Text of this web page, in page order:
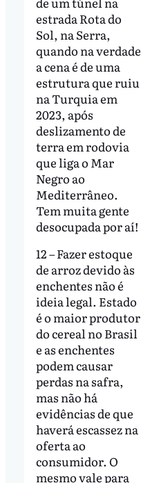
estrada Rota do
Sol, na Serra,
quando na verdade
a cena é de uma
estrutura que ruiu
na Turquia em
2023, após
deslizamento de
terra em rodovia
que liga o Mar
Negro ao
Mediterrâneo.
Tem muita gente
desocupada por aí!
12 – Fazer estoque
de arroz devido às
enchentes não é
ideia legal. Estado
é o maior produtor
do cereal no Brasil
e as enchentes
podem causar
perdas na safra,
mas não há
evidências de que
haverá escassez na
oferta ao
consumidor. O
mesmo vale para